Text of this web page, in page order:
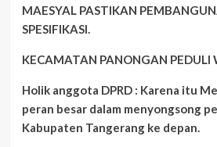
MAESYAL PASTIKAN
SPESIFIKASI.
KECAMATAN PANONGAN PEDULI
Holik anggota DPRD : Karena itu
peran besar dalam menyongsong
Kabupaten Tangerang ke depan.